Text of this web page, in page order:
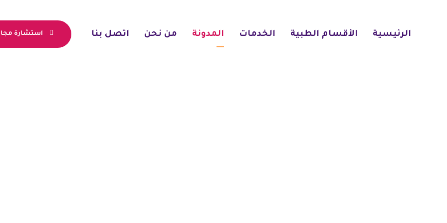
الرئيسية الأقسام الطبية الخدمات المدونة من نحن اتصل بنا استشارة